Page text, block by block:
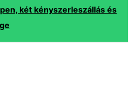
két kényszerleszállás és